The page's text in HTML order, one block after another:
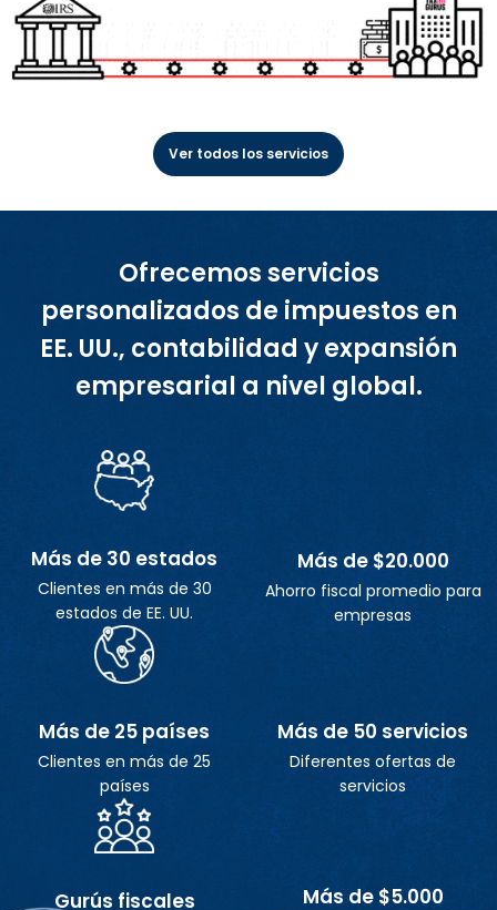
Ver todos los servicios
Ofrecemos servicios
personalizados de impuestos en
EE. UU., contabilidad y expansión
empresarial a nivel global.
Más de 30 estados
Clientes en más de 30
estados de EE. UU.
Más de 25 países
Clientes en más de 25
países
Gurús fiscales
Más de $20.000
Ahorro fiscal promedio para
empresas
Más de 50 servicios
Diferentes ofertas de
servicios
Más de $5.000